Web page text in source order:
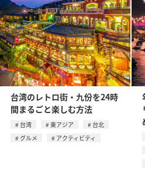
台湾のレトロ街・九份を24時
間まるごと楽しむ方法
台湾 東アジア
台北
グルメ
アクティビティ